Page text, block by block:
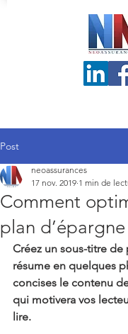
Post
Comment
plan d’épargne
neoassurances
17 nov. 2019 1 min de
Créez un sous-titre
résume en quelques
concises le contenu
qui motivera vos
lire.